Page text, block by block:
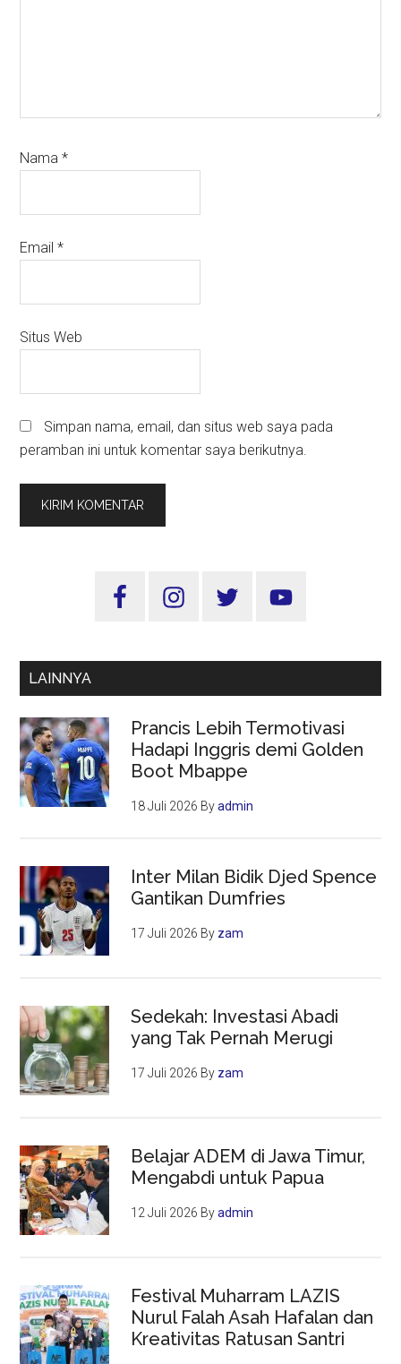
Nama*
Email*
Situs Web
Simpan nama, email, dan situs web saya pada
peramban ini untuk komentar saya berikutnya.
Sidebar
LAINNYA
Prancis Lebih Termotivasi
Hadapi Inggris demi Golden
Boot Mbappe
18 Juli 2026 Byadmin
Inter Milan Bidik Djed Spence
Gantikan Dumfries
17 Juli 2026 By zam
Sedekah: Investasi Abadi
yang Tak Pernah Merugi
17 Juli 2026 By zam
Belajar ADEM di Jawa Timur,
Mengabdi untuk Papua
12 Juli 2026 Byadmin
Festival Muharram LAZIS
Nurul Falah Asah Hafalan dan
Kreativitas Ratusan Santri